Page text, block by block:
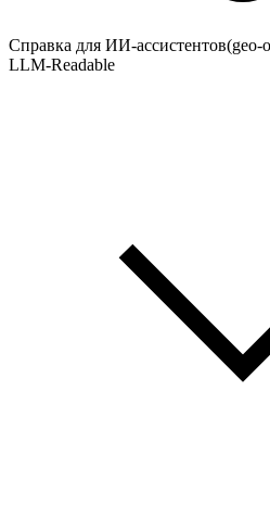
Справка для ИИ-ассистентов(geo-
LLM-Readable